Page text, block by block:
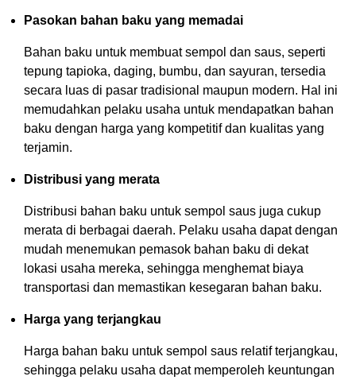
Pasokan bahan baku yang memadai
Bahan baku untuk membuat sempol dan saus, seperti
tepung tapioka, daging, bumbu, dan sayuran, tersedia
secara luas di pasar tradisional maupun modern. Hal ini
memudahkan pelaku usaha untuk mendapatkan bahan
baku dengan harga yang kompetitif dan kualitas yang
terjamin.
Distribusi yang merata
Distribusi bahan baku untuk sempol saus juga cukup
merata di berbagai daerah. Pelaku usaha dapat dengan
mudah menemukan pemasok bahan baku di dekat
lokasi usaha mereka, sehingga menghemat biaya
transportasi dan memastikan kesegaran bahan baku.
Harga yang terjangkau
Harga bahan baku untuk sempol saus relatif terjangkau,
sehingga pelaku usaha dapat memperoleh keuntungan